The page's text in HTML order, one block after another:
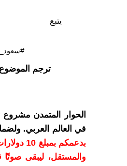
يتبع
ترجم
الحوار المتمدن
في العالم العربي.
بدعمكم
والمستقل، ليبقى صوتًا